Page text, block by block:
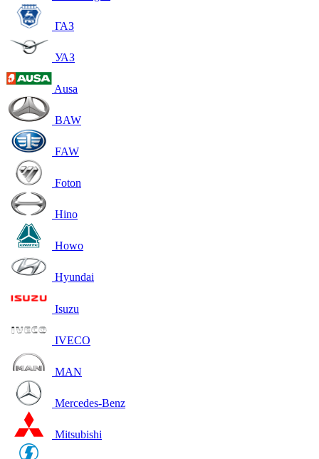
ГАЗ
УАЗ
Ausa
BAW
FAW
Foton
Hino
Howo
Hyundai
Isuzu
IVECO
MAN
Mercedes-Benz
Mitsubishi